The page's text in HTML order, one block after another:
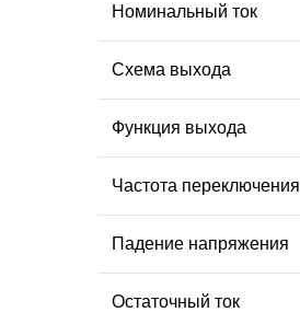
Номинальный ток
Схема выхода
Функция выхода
Частота переключения
Падение напряжения
Остаточный ток